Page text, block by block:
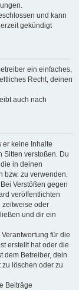
und kann
gekündigt
ein einfaches,
Recht, deinen
auch nach
er keine Inhalte
Sitten verstoßen. Du
in deinen
zu verwenden.
Verstößen gegen
veröffentlichten
zeitweise oder
und dir ein
für die
erstellt hat oder die
dem Betreiber, dein
löschen oder zu
Beiträge